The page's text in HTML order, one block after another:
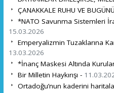
ÇANAKKALE RUHU VE
*NATO Savunma Sistemleri
15.03.2026
Emperyalizmin Tuzaklarına
13.03.2026
*İnanç Maskesi Altında
Bir Milletin Haykırışı -
Ortadoğu’nun kaderini